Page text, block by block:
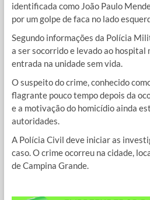
identificada como João Paulo
por um golpe de faca no lado
Segundo informações da Polícia
a ser socorrido e levado ao hospital
entrada na unidade sem vida.
O suspeito do crime, conhecido
flagrante pouco tempo depois da
e a motivação do homicídio ainda
autoridades.
A Polícia Civil deve iniciar as
caso. O crime ocorreu na cidade,
de Campina Grande.